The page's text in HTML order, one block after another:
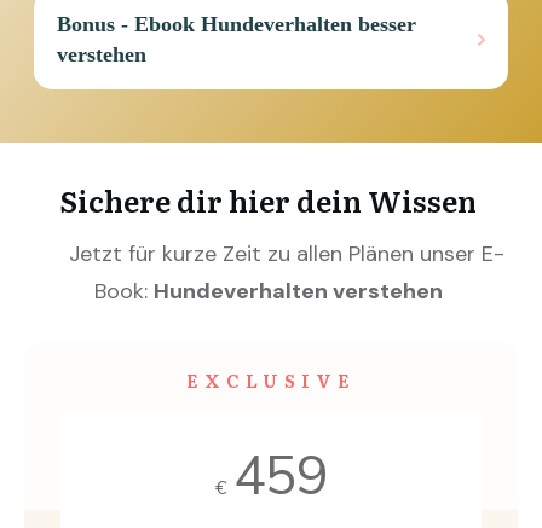
Bonus - Ebook Hundeverhalten besser
verstehen
Sichere dir hier dein Wissen
Jetzt für kurze Zeit zu allen Plänen unser E-
Book: Hundeverhalten verstehen
EXCLUSIVE
€ 459